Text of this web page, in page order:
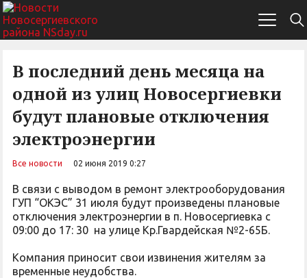
В последний день месяца на
одной из улиц Новосергиевки
будут плановые отключения
электроэнергии
Все новости 02 июня 2019 0:27
В связи с выводом в ремонт электрооборудования
ГУП “ОКЭС” 31 июля будут произведены плановые
отключения электроэнергии в п. Новосергиевка с
09:00 до 17: 30 на улице Кр.Гвардейская №2-65Б.
Компания приносит свои извинения жителям за
временные неудобства.